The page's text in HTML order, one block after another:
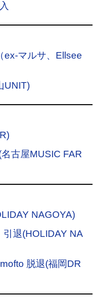
ex-マルサ、Ellsee
UNIT)
古屋MUSIC FAR
NAGOYA)
引退(HOLIDAY NA
脱退(福岡DR